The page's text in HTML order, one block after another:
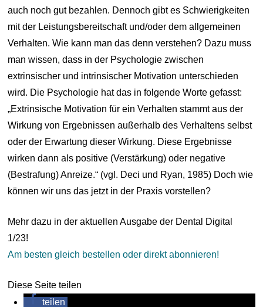
auch noch gut bezahlen. Dennoch gibt es Schwierigkeiten
mit der Leistungsbereitschaft und/oder dem allgemeinen
Verhalten. Wie kann man das denn verstehen? Dazu muss
man wissen, dass in der Psychologie zwischen
extrinsischer und intrinsischer Motivation unterschieden
wird. Die Psychologie hat das in folgende Worte gefasst:
„Extrinsische Motivation für ein Verhalten stammt aus der
Wirkung von Ergebnissen außerhalb des Verhaltens selbst
oder der Erwartung dieser Wirkung. Diese Ergebnisse
wirken dann als positive (Verstärkung) oder negative
(Bestrafung) Anreize.“ (vgl. Deci und Ryan, 1985) Doch wie
können wir uns das jetzt in der Praxis vorstellen?
Mehr dazu in der aktuellen Ausgabe der Dental Digital
1/23!
Am besten gleich bestellen oder direkt abonnieren!
Diese Seite teilen
teilen